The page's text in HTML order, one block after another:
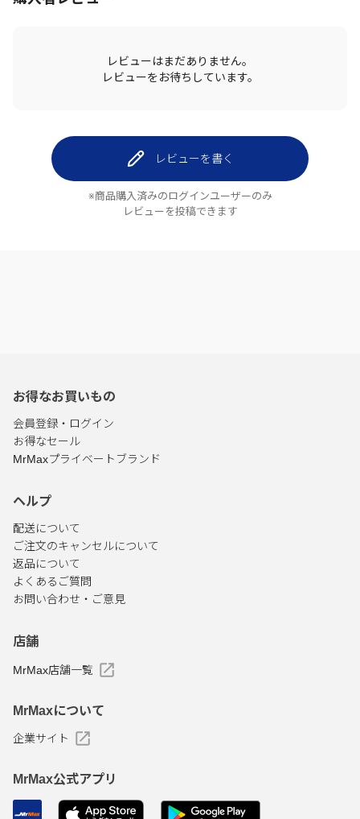
レビューはまだありません。
レビューをお待ちしています。
レビューを書く
※商品購入済みのログインユーザーのみ
レビューを投稿できます
お得なお買いもの
会員登録・ログイン
お得なセール
MrMaxプライベートブランド
ヘルプ
配送について
ご注文のキャンセルについて
返品について
よくあるご質問
お問い合わせ・ご意見
店舗
MrMax店舗一覧
MrMaxについて
企業サイト
MrMax公式アプリ